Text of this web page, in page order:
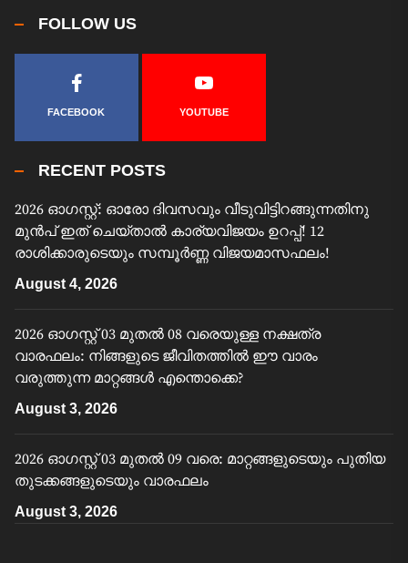
FOLLOW US
FACEBOOK YOUTUBE
RECENT POSTS
2026 ഓഗസ്റ്റ്: ഓരോ ദിവസവും വീടുവിട്ടിറങ്ങുന്നതിനു
മുൻപ് ഇത് ചെയ്താൽ കാര്യവിജയം ഉറപ്പ്! 12
രാശിക്കാരുടെയും സമ്പൂർണ്ണ വിജയമാസഫലം!
August 4, 2026
2026 ഓഗസ്റ്റ് 03 മുതൽ 08 വരെയുള്ള നക്ഷത്ര
വാരഫലം: നിങ്ങളുടെ ജീവിതത്തിൽ ഈ വാരം
വരുത്തുന്ന മാറ്റങ്ങൾ എന്തൊക്കെ?
August 3, 2026
2026 ഓഗസ്റ്റ് 03 മുതൽ 09 വരെ: മാറ്റങ്ങളുടെയും പുതിയ
തുടക്കങ്ങളുടെയും വാരഫലം
August 3, 2026